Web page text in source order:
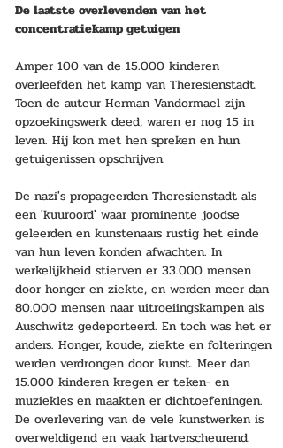
De laatste overlevenden van het
concentratiekamp getuigen
Amper 100 van de 15.000 kinderen
overleefden het kamp van Theresienstadt.
Toen de auteur Herman Vandormael zijn
opzoekingswerk deed, waren er nog 15 in
leven. Hij kon met hen spreken en hun
getuigenissen opschrijven.
De nazi's propageerden Theresienstadt als
een 'kuuroord' waar prominente joodse
geleerden en kunstenaars rustig het einde
van hun leven konden afwachten. In
werkelijkheid stierven er 33.000 mensen
door honger en ziekte, en werden meer dan
80.000 mensen naar uitroeiingskampen als
Auschwitz gedeporteerd. En toch was het er
anders. Honger, koude, ziekte en folteringen
werden verdrongen door kunst. Meer dan
15.000 kinderen kregen er teken- en
muziekles en maakten er dichtoefeningen.
De overlevering van de vele kunstwerken is
overweldigend en vaak hartverscheurend.